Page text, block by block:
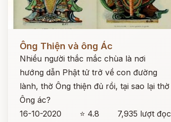
Đọc ngay
Ông Thiện và ông Ác
Nhiều người thắc mắc chùa là nơi
hướng dẫn Phật tử trở về con đường
lành, thờ Ông thiện đủ rồi, tại sao lại thờ
Ông ác?
16-10-2020
⭐ 4.8
7,935 lượt đọc